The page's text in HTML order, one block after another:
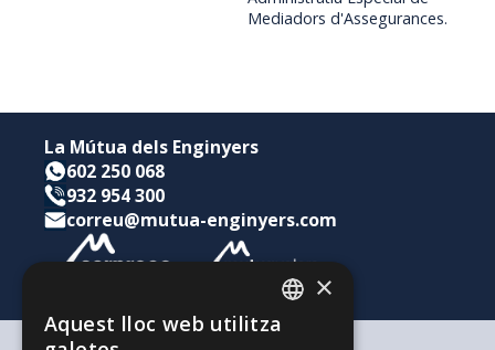
Mediadors d'Assegurances.
La Mútua dels Enginyers
602 250 068
932 954 300
correu@mutua-enginyers.com
×
Aquest lloc web utilitza